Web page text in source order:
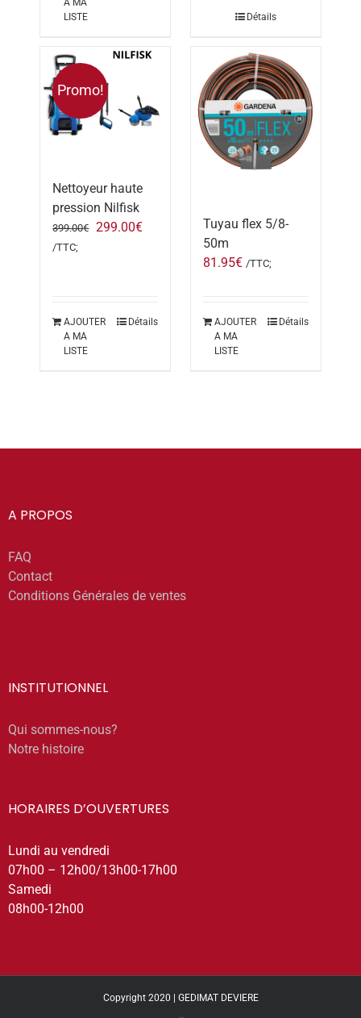
A MA
LISTE
Détails
Promo!
Nettoyeur haute
pression Nilfisk
399.00€ Le
299.00€Le
/TTC;
AJOUTER
A MA
LISTE
Détails
Tuyau flex 5/8-
50m
81.95€ /TTC;
AJOUTER
A MA
LISTE
Détails
A PROPOS
FAQ
Contact
Conditions Générales de ventes
INSTITUTIONNEL
Qui sommes-nous?
Notre histoire
HORAIRES D’OUVERTURES
Lundi au vendredi
07h00 – 12h00/13h00-17h00
Samedi
08h00-12h00
Copyright 2020 | GEDIMAT DEVIERE